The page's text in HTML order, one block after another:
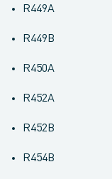
R449A
R449B
R450A
R452A
R452B
R454B